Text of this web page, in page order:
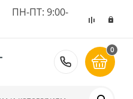
ПН-ПТ: 9:00-
8 (495)
0